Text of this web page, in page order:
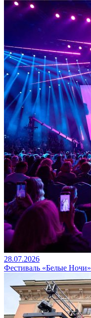
28.07.2026
Фестиваль «Белые Ночи»